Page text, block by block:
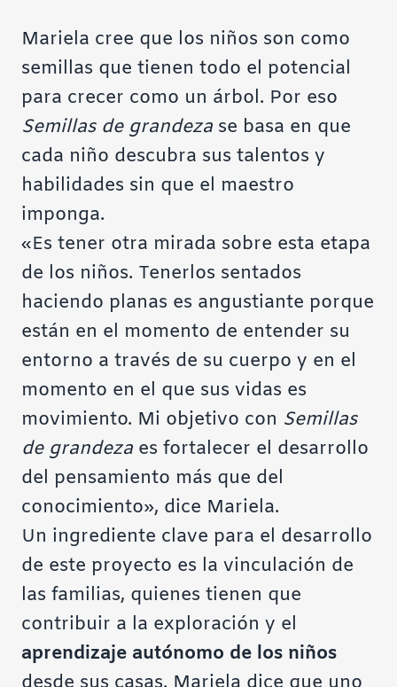
Mariela cree que los niños son como
semillas que tienen todo el potencial
para crecer como un árbol. Por eso
Semillas de grandeza se basa en que
cada niño descubra sus talentos y
habilidades sin que el maestro
imponga.
«Es tener otra mirada sobre esta etapa
de los niños. Tenerlos sentados
haciendo planas es angustiante porque
están en el momento de entender su
entorno a través de su cuerpo y en el
momento en el que sus vidas es
movimiento. Mi objetivo con Semillas
de grandeza es fortalecer el desarrollo
del pensamiento más que del
conocimiento», dice Mariela.
Un ingrediente clave para el desarrollo
de este proyecto es la vinculación de
las familias, quienes tienen que
contribuir a la exploración y el
aprendizaje autónomo de los niños